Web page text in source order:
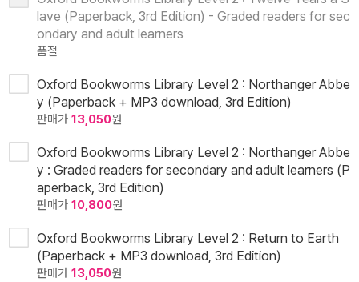
lave (Paperback, 3rd Edition) - Graded readers for sec
ondary and adult learners
품절
Oxford Bookworms Library Level 2 : Northanger Abbe
y (Paperback + MP3 download, 3rd Edition)
판매가 13,050원
Oxford Bookworms Library Level 2 : Northanger Abbe
y : Graded readers for secondary and adult learners (P
aperback, 3rd Edition)
판매가 10,800원
Oxford Bookworms Library Level 2 : Return to Earth
(Paperback + MP3 download, 3rd Edition)
판매가 13,050원